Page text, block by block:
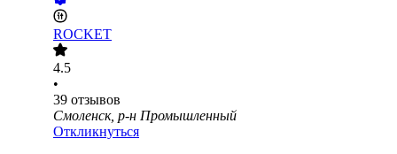
ROCKET
4.5
•
39 отзывов
Смоленск, р-н Промышленный
Откликнуться